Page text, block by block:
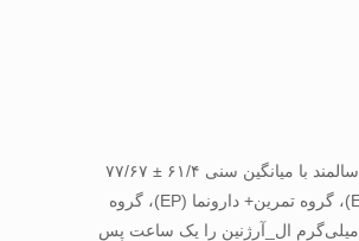
هدف از پژوهش حاضر بررسی تأثیر هشت هفته تمرین همزمان با مکمل یاری ال_آرژنین بر SOD، CAT GPX و ۸-isoPGF2α مردان سالمند بود. به همین منظور، ۴۴ مرد سالمند با میانگین سنی ۶۱/۴ ± ۷۷/۶۷
سال، قد ۲۲/۳ ± ۳۸/۱۶۸ سانتی‌متر و وزن ۹۹/۴ ± ۴۵/۷۰ کیلوگرم به‌طور داوطلبانه و هدفمند، انتخاب و به‌صورت تصادفی به چهار گروه ۱۱ نفری (گروه تمرین + مکمل(ES)، گروه تمرین+ دارونما (EP)، گروه
مکمل و گروه کنترل) تقسیم شدند. گروه‌های تمرین، هشت هفته پروتکل تمرین را هر هفته سه جلسه، یک روز در میان انجام دادند. گروه ES و گروه مکمل، روزانه ۱۰۰۰ میلی‌گرم ال_آرژنین را یک ساعت پس